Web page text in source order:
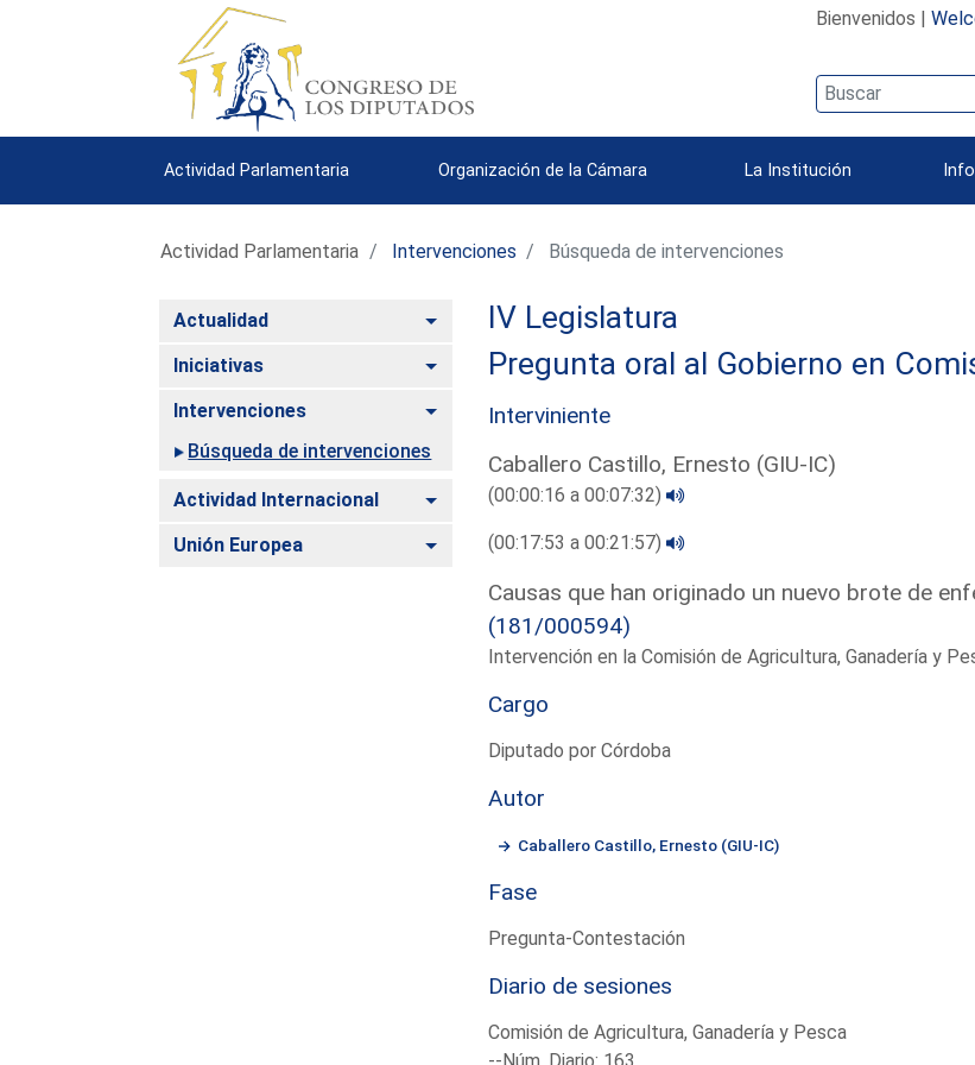
Bienvenidos |
Actividad Parlamentaria Organización de la Cámara La Institución
Actividad Parlamentaria Intervenciones Búsqueda de intervenciones
Actualidad Alternar
Iniciativas Alternar
Intervenciones
Alternar
Búsqueda de intervenciones
Actividad Internacional Alternar
Unión Europea Alternar
IV Legislatura
Pregunta oral al Gobierno en
Interviniente
Caballero Castillo, Ernesto (GIU-IC)
(00:00:16 a 00:07:32)
(00:17:53 a 00:21:57)
Causas que han originado un nuevo brote de
(181/000594)
Intervención en la Comisión de Agricultura, Ganadería y
Cargo
Diputado por Córdoba
Autor
Caballero Castillo, Ernesto (GIU-IC)
Fase
Pregunta-Contestación
Diario de sesiones
Comisión de Agricultura, Ganadería y Pesca
--Núm. Diario: 163